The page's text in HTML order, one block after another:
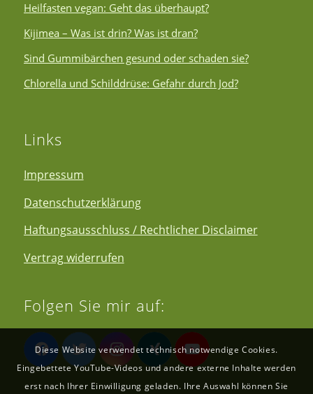
Heilfasten vegan: Geht das überhaupt?
Kijimea – Was ist drin? Was ist dran?
Sind Gummibärchen gesund oder schaden sie?
Chlorella und Schilddrüse: Gefahr durch Jod?
Links
Impressum
Datenschutzerklärung
Haftungsausschluss / Rechtlicher Disclaimer
Vertrag widerrufen
Folgen Sie mir auf:
Diese Website verwendet technisch notwendige Cookies.
Eingebettete YouTube-Videos und andere externe Inhalte werden
erst nach Ihrer Einwilligung geladen. Ihre Auswahl können Sie